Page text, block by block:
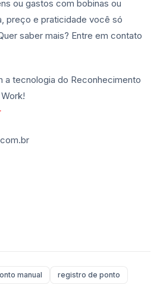
ou gastos com bobinas ou
preço e praticidade você só
saber mais? Entre em contato
a tecnologia do Reconhecimento
manual registro de ponto